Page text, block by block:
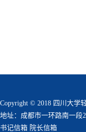
Copyright © 2018 四川大学
地址：成都市一环路南一段
书记信箱 院长信箱